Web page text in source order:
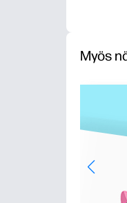
Myös